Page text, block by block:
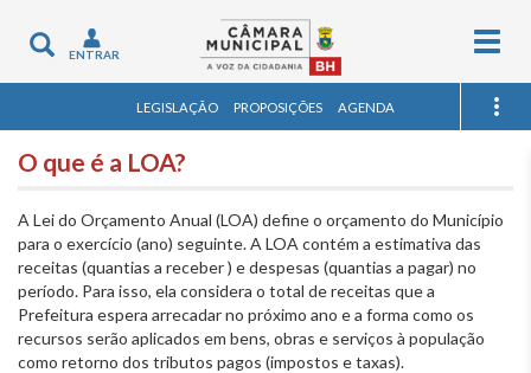
Toggle
navigation
ENTRAR
LEGISLAÇÃO PROPOSIÇÕES AGENDA
O que é a LOA?
A Lei do Orçamento Anual (LOA) define o orçamento do Município
para o exercício (ano) seguinte. A LOA contém a estimativa das
receitas (quantias a receber ) e despesas (quantias a pagar) no
período. Para isso, ela considera o total de receitas que a
Prefeitura espera arrecadar no próximo ano e a forma como os
recursos serão aplicados em bens, obras e serviços à população
como retorno dos tributos pagos (impostos e taxas).